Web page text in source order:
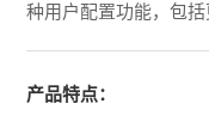
种用户配置功能，包括
产品特点：